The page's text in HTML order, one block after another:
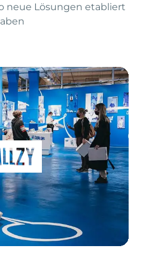
neue Lösungen etabliert